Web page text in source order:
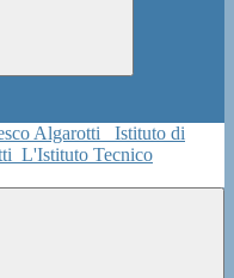
Istituto di
L'Istituto Tecnico